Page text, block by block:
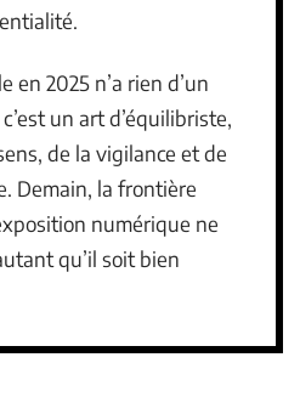
en 2025 n’a rien d’un
un art d’équilibriste,
de la vigilance et de
Demain, la frontière
numérique ne
qu’il soit bien